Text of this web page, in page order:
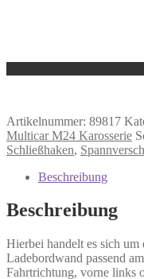
Artikelnummer: 89817
Multicar M24 Karosserie
Schließhaken,
Beschreibung
Beschreibung
Hierbei handelt es sich um
Ladebordwand passend
Fahrtrichtung, vorne links